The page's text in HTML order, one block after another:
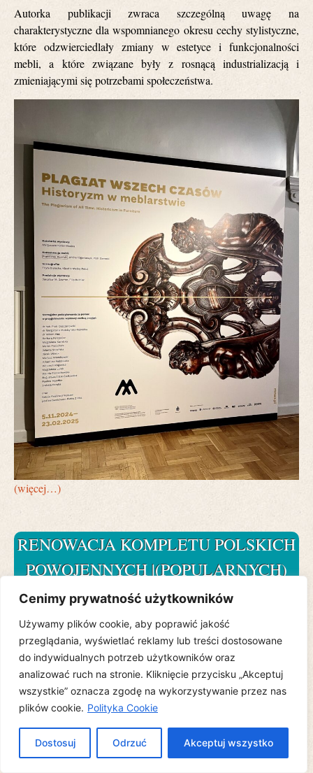
Cenimy prywatność użytkowników
Używamy plików cookie, aby poprawić jakość
przeglądania, wyświetlać reklamy lub treści dostosowane
do indywidualnych potrzeb użytkowników oraz
analizować ruch na stronie. Kliknięcie przycisku „Akceptuj
wszystkie” oznacza zgodę na wykorzystywanie przez nas
plików cookie. Polityka Cookie
Dostosuj Odrzuć Akceptuj wszystko
Autorka publikacji zwraca szczególną uwagę na
charakterystyczne dla wspomnianego okresu cechy stylistyczne,
które odzwierciedlały zmiany w estetyce i funkcjonalności
mebli, a które związane były z rosnącą industrializacją i
zmieniającymi się potrzebami społeczeństwa.
(więcej…)
RENOWACJA KOMPLETU POLSKICH
POWOJENNYCH |(POPULARNYCH)
KRZESEŁ
12 stycznia, 2025
Tak jak niejednokrotnie pisałam na swoim fb-instagram. profilu,
krzesła są meblami, które z racji swojej funkcji, są najbardziej
eksploatowanym sprzętem we wnętrzach i przez to też
najszybciej ulegają uszkodzeniom. Jest przy nich niemal zawsze
dużo pracy, wszelakiej i nierzadko wciąż zaskakującej jeśli
chodzi o zakres. Naprawianie połączeń konstrukcyjnych,
uzupełnianie ubytków drewna i okleiny, odtwarzanie